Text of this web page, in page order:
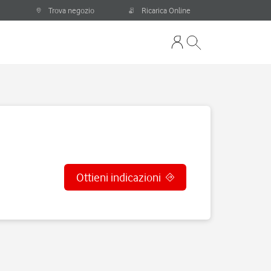
Trova negozio Ricarica Online
Ottieni indicazioni